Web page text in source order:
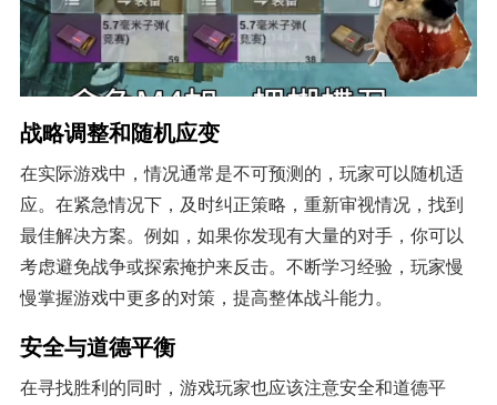
战略调整和随机应变
在实际游戏中，情况通常是不可预测的，玩家可以随机适
应。在紧急情况下，及时纠正策略，重新审视情况，找到
最佳解决方案。例如，如果你发现有大量的对手，你可以
考虑避免战争或探索掩护来反击。不断学习经验，玩家慢
慢掌握游戏中更多的对策，提高整体战斗能力。
安全与道德平衡
在寻找胜利的同时，游戏玩家也应该注意安全和道德平